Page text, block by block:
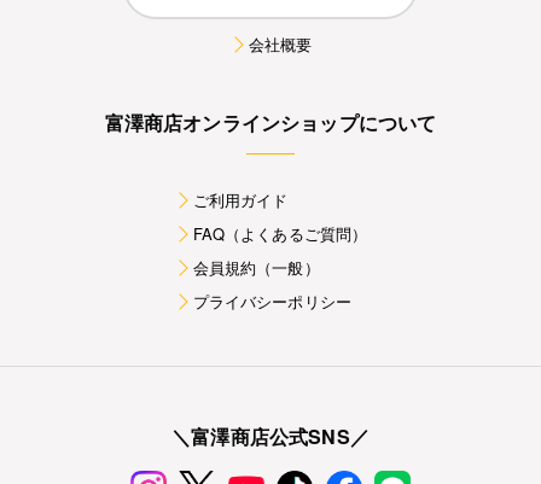
会社概要
富澤商店オンラインショップについて
ご利用ガイド
FAQ（よくあるご質問）
会員規約（一般）
プライバシーポリシー
＼富澤商店公式SNS／